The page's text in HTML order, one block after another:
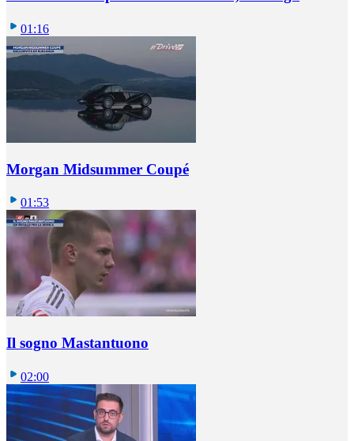
01:16
Morgan Midsummer Coupé
01:53
Il sogno Mastantuono
02:00